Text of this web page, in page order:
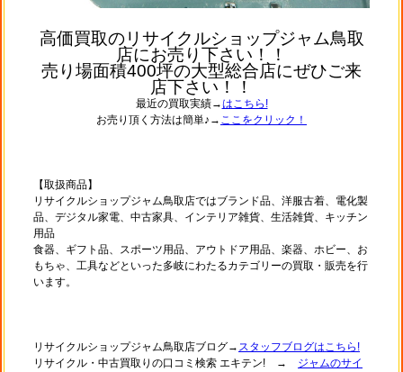
高価買取のリサイクルショップジャム鳥取
店にお売り下さい！！
売り場面積400坪の大型総合店にぜひご来
店下さい！！
最近の買取実績→はこちら!
お売り頂く方法は簡単♪→ ここをクリック！
【取扱商品】
リサイクルショップジャム鳥取店ではブランド品、洋服古着、電化製
品、デジタル家電、中古家具、インテリア雑貨、生活雑貨、キッチン
用品
食器、ギフト品、スポーツ用品、アウトドア用品、楽器、ホビー、お
もちゃ、工具などといった多岐にわたるカテゴリーの買取・販売を行
います。
リサイクルショップジャム鳥取店ブログ→ スタッフブログはこちら!
リサイクル・中古買取りの口コミ検索 エキテン! → ジャムのサイ